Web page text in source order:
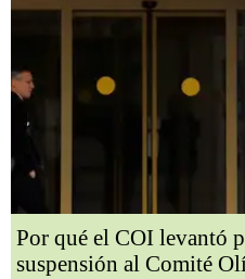
Por qué el COI levantó
suspensión al Comité